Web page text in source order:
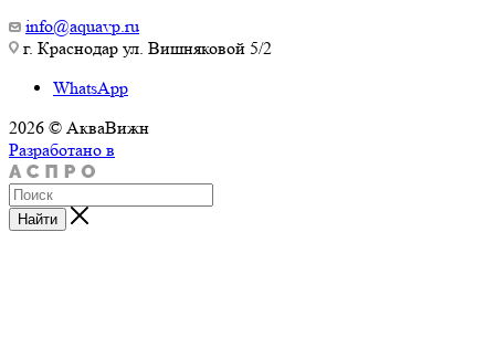
info@aquavp.ru
г. Краснодар ул. Вишняковой 5/2
WhatsApp
2026 © АкваВижн
Разработано в
Найти